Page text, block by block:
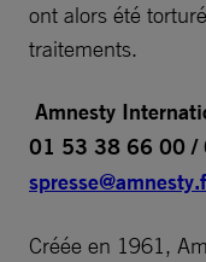
ont alors été
traitements.
Amnesty
01 53 38 66 00 /
Créée en 1961,